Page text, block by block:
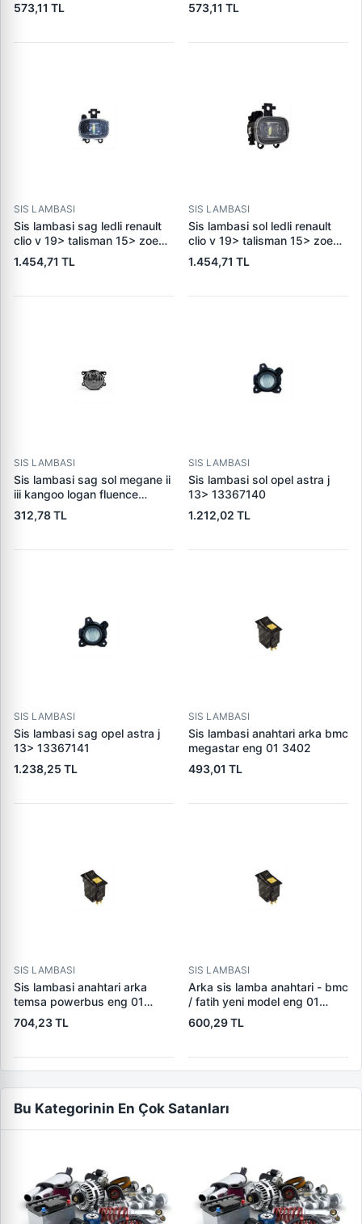
573,11 TL
573,11 TL
SIS LAMBASI
Sis lambasi sag ledli renault
clio v 19> talisman 15> zoe
13> 261504122r
1.454,71 TL
SIS LAMBASI
Sis lambasi sol ledli renault
clio v 19> talisman 15> zoe
13> 261550862r
1.454,71 TL
SIS LAMBASI
Sis lambasi sag sol megane ii
iii kangoo logan fluence
laguna ii iii master (ampullu)
8200074008
312,78 TL
SIS LAMBASI
Sis lambasi sol opel astra j
13> 13367140
1.212,02 TL
SIS LAMBASI
Sis lambasi sag opel astra j
13> 13367141
1.238,25 TL
SIS LAMBASI
Sis lambasi anahtari arka bmc
megastar eng 01 3402
493,01 TL
SIS LAMBASI
Sis lambasi anahtari arka
temsa powerbus eng 01
5306
704,23 TL
SIS LAMBASI
Arka sis lamba anahtari - bmc
/ fatih yeni model eng 01
3206
600,29 TL
Bu Kategorinin En Çok Satanları